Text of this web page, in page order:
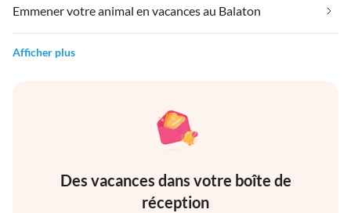
Emmener votre animal en vacances au Balaton
Afficher plus
Des vacances dans votre boîte de
réception